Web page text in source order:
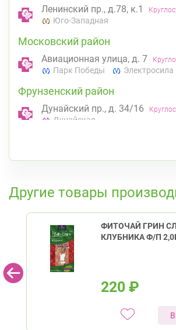
Ленинский пр., д.78, к.1
Юго-Западная
Московский район
Авиационная улица, д. 7
Парк Победы Электросила
Фрунзенский район
Дунайский пр., д. 34/16
Дунайская
Другие товары
ФИТОЧАЙ ГРИН
КЛУБНИКА Ф/П
220 ₽